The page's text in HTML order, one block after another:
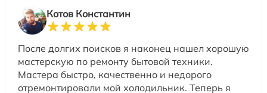
Котов Константин
После долгих поисков я наконец нашел хорошую
мастерскую по ремонту бытовой техники.
Мастера быстро, качественно и недорого
отремонтировали мой холодильник. Теперь я